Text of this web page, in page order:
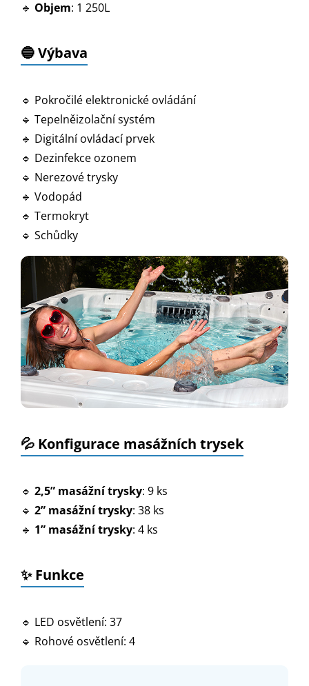
🔹 Objem: 1 250L
🔵 Výbava
🔹 Pokročilé elektronické ovládání
🔹 Tepelněizolační systém
🔹 Digitální ovládací prvek
🔹 Dezinfekce ozonem
🔹 Nerezové trysky
🔹 Vodopád
🔹 Termokryt
🔹 Schůdky
💦 Konfigurace masážních trysek
🔹 2,5” masážní trysky: 9 ks
🔹 2” masážní trysky: 38 ks
🔹 1” masážní trysky: 4 ks
✨ Funkce
🔹 LED osvětlení: 37
🔹 Rohové osvětlení: 4